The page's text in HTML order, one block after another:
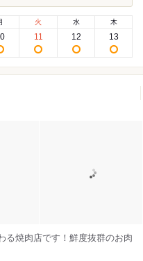
火
11
水
12
木
13
焼肉店です！鮮度抜群のお肉